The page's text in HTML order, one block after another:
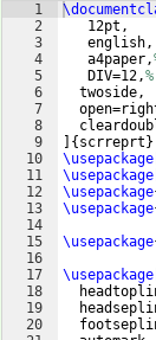
1
2
3
4
5
6
7
8
9
10
11
12
13
14
15
16
17
18
19
20
   12pt,
   english,
   a4paper,
   DIV=12,
  twoside,
{ scrreprt }
\usepackage
\usepackage
\usepackage
\usepackage
\usepackage
\usepackage